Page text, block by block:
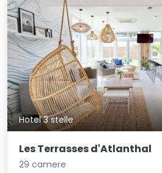
Hotel 3 stelle
Les Terrasses d'Atlanthal
29 camere